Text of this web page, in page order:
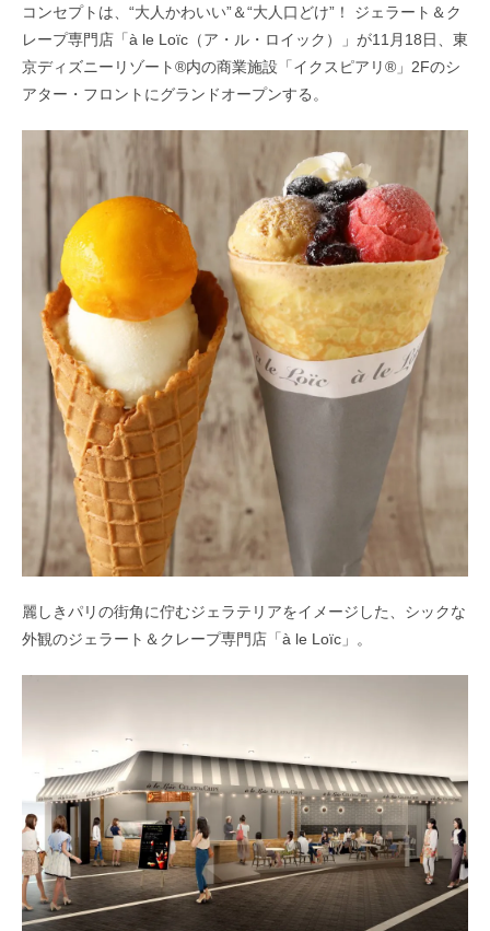
コンセプトは、“大人かわいい”＆“大人口どけ”！ ジェラート＆ク
レープ専門店「à le Loïc（ア・ル・ロイック）」が11月18日、東
京ディズニーリゾート®内の商業施設「イクスピアリ®」2Fのシ
アター・フロントにグランドオープンする。
麗しきパリの街角に佇むジェラテリアをイメージした、シックな
外観のジェラート＆クレープ専門店「à le Loïc」。